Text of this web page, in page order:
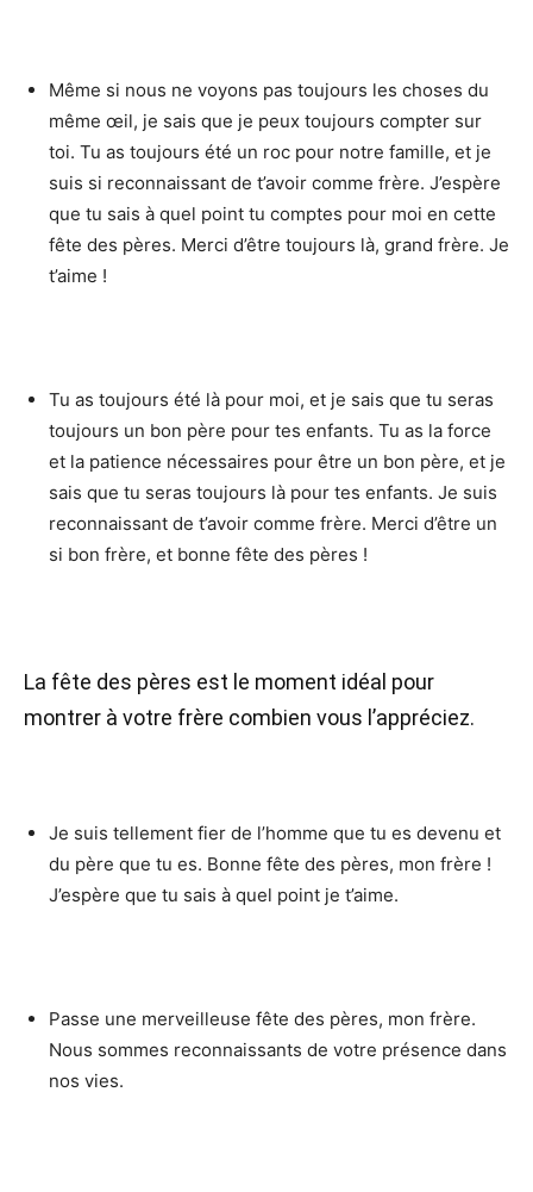
Même si nous ne voyons pas toujours les choses du
même œil, je sais que je peux toujours compter sur
toi. Tu as toujours été un roc pour notre famille, et je
suis si reconnaissant de t’avoir comme frère. J’espère
que tu sais à quel point tu comptes pour moi en cette
fête des pères. Merci d’être toujours là, grand frère. Je
t’aime !
Tu as toujours été là pour moi, et je sais que tu seras
toujours un bon père pour tes enfants. Tu as la force
et la patience nécessaires pour être un bon père, et je
sais que tu seras toujours là pour tes enfants. Je suis
reconnaissant de t’avoir comme frère. Merci d’être un
si bon frère, et bonne fête des pères !
La fête des pères est le moment idéal pour
montrer à votre frère combien vous l’appréciez.
Je suis tellement fier de l’homme que tu es devenu et
du père que tu es. Bonne fête des pères, mon frère !
J’espère que tu sais à quel point je t’aime.
Passe une merveilleuse fête des pères, mon frère.
Nous sommes reconnaissants de votre présence dans
nos vies.